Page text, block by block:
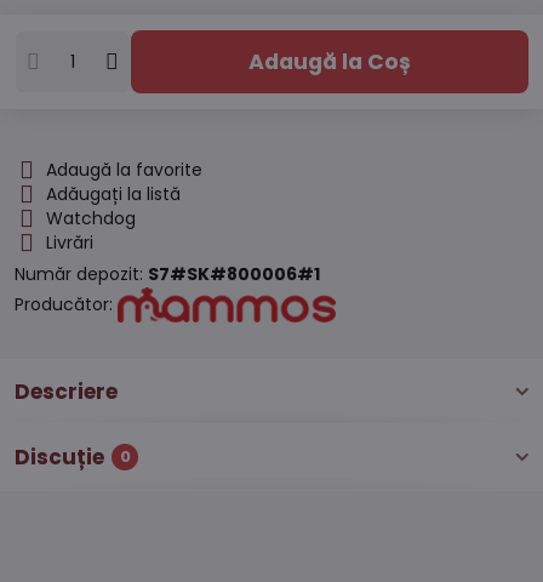
Adaugă la Coș
Adaugă la favorite
Adăugați la listă
Watchdog
Livrări
Număr depozit: S7#SK#800006#1
Producător:
Descriere
Discuție 0